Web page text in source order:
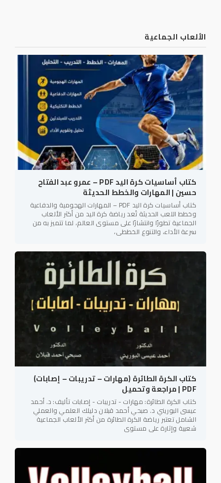
الألعاب الجماعية
كتاب أساسيات كرة اليد PDF – عمرو عبد الفتاح
حسين | المهارات والخطط الحديثة
كتاب أساسيات كرة اليد PDF – المهارات الهجومية والدفاعية
وخطط اللعب الحديثة تُعد رياضة كرة اليد من أكثر الألعاب
الجماعية تطورًا وانتشارًا على مستوى العالم، لما تتميز به من
سرعة الأداء، والتنوع الخططي،
كتاب الكرة الطائرة (مهارات – تدريبات – إصابات)
PDF | مراجعة وتحميل
كتاب الكرة الطائرة: مهارات - تدريبات - إصابات تأليف: د. أحمد
عيسى البوريني د. صبحي أحمد قبلان دليلك العلمي والعملي
الشامل تعتبر رياضة الكرة الطائرة من أكثر الألعاب الجماعية
شعبية وإثارة على مستوى